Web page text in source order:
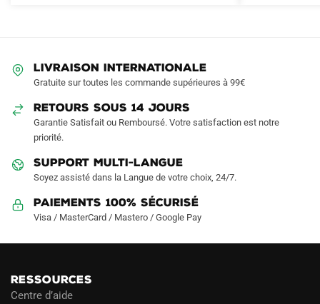
être
choisies
sur
page
produit
la
LIVRAISON INTERNATIONALE
Gratuite sur toutes les commande supérieures à 99€
RETOURS SOUS 14 JOURS
Garantie Satisfait ou Remboursé. Votre satisfaction est notre
priorité.
SUPPORT MULTI-LANGUE
Soyez assisté dans la Langue de votre choix, 24/7.
Paiements 100% Sécurisé
Visa / MasterCard / Mastero / Google Pay
RESSOURCES
Centre d’aide